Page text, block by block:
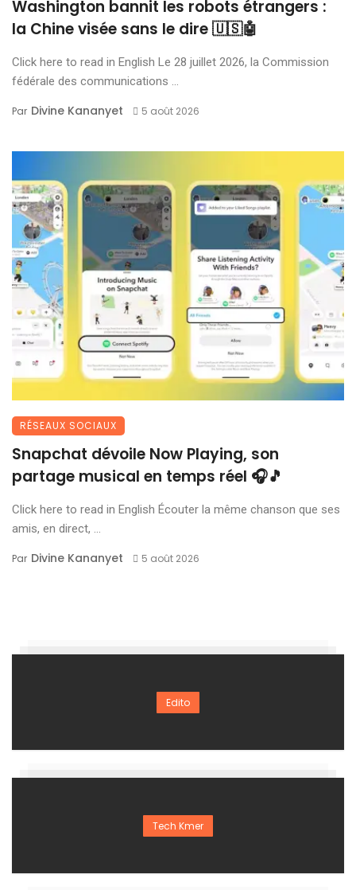
Washington bannit les robots étrangers :
la Chine visée sans le dire 🇺🇸🤖
Click here to read in English Le 28 juillet 2026, la Commission
fédérale des communications ...
Par Divine Kananyet 5 août 2026
RÉSEAUX SOCIAUX
Snapchat dévoile Now Playing, son
partage musical en temps réel 🎧🎵
Click here to read in English Écouter la même chanson que ses
amis, en direct, ...
Par Divine Kananyet 5 août 2026
Edito
Tech Kmer